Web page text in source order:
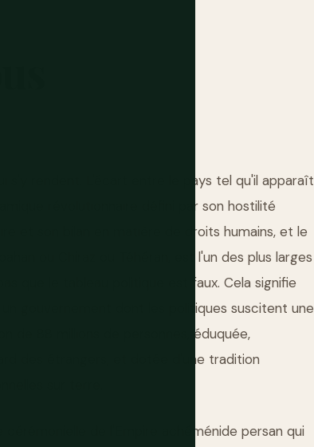
s'y rendent. L'écart entre le pays tel qu'il apparaît
révolutionnaire défini par son hostilité
et son bilan en matière de droits humains, et le
ou Chiraz ou Téhéran, est l'un des plus larges
que le tableau politique est faux. Cela signifie
gouvernement dont les politiques suscitent une
de 88 millions de personnes, éduquée,
des étrangers, et dotée d'une tradition
sur terre.
de l'Empire achéménide persan qui